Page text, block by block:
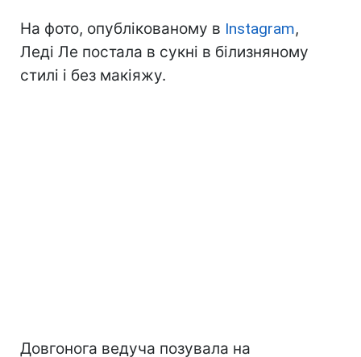
На фото, опублікованому в Instagram,
Леді Ле постала в сукні в білизняному
стилі і без макіяжу.
Довгонога ведуча позувала на